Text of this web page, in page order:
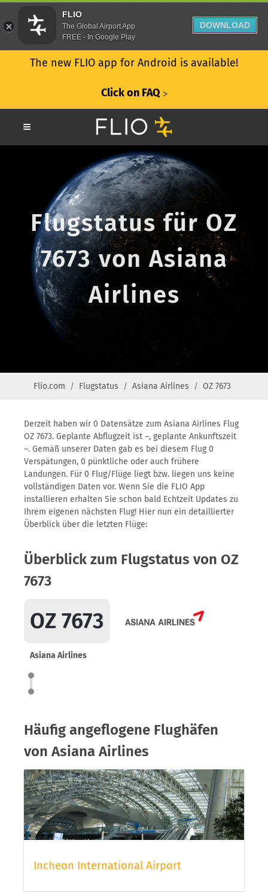
The new FLIO app for Android is available!
Click on FAQ ᐳ
Flugstatus für OZ
7673 von Asiana
Airlines
Flio.com Flugstatus Asiana Airlines OZ 7673
Derzeit haben wir 0 Datensätze zum Asiana Airlines Flug
OZ 7673. Geplante Abflugzeit ist –, geplante Ankunftszeit
–. Gemäß unserer Daten gab es bei diesem Flug 0
Verspätungen, 0 pünktliche oder auch frühere
Landungen. Für 0 Flug/Flüge liegt bzw. liegen uns keine
vollständigen Daten vor. Wenn Sie die FLIO App
installieren erhalten Sie schon bald Echtzeit Updates zu
Ihrem eigenen nächsten Flug! Hier nun ein detaillierter
Überblick über die letzten Flüge:
Überblick zum Flugstatus von OZ
7673
OZ 7673
Asiana Airlines
Häufig angeflogene Flughäfen
von Asiana Airlines
Incheon International Airport
FLIO
The Global Airport App
FREE - In Google Play
DOWNLOAD